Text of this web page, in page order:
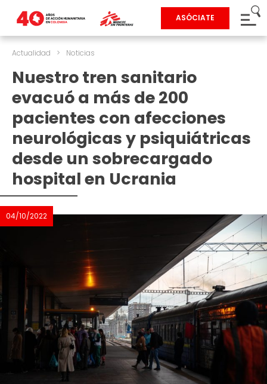
ASÓCIATE
Actualidad > Noticias
Nuestro tren sanitario
evacuó a más de 200
pacientes con afecciones
neurológicas y psiquiátricas
desde un sobrecargado
hospital en Ucrania
04/10/2022